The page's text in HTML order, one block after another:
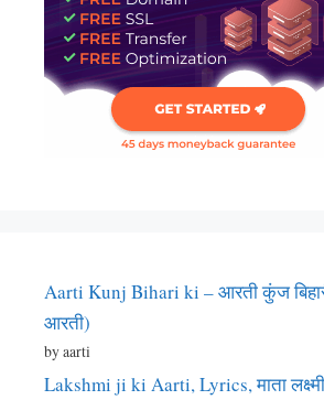
Aarti Kunj Bihari ki – आरती कुंज
आरती)
by aarti
Lakshmi ji ki Aarti, Lyrics, माता